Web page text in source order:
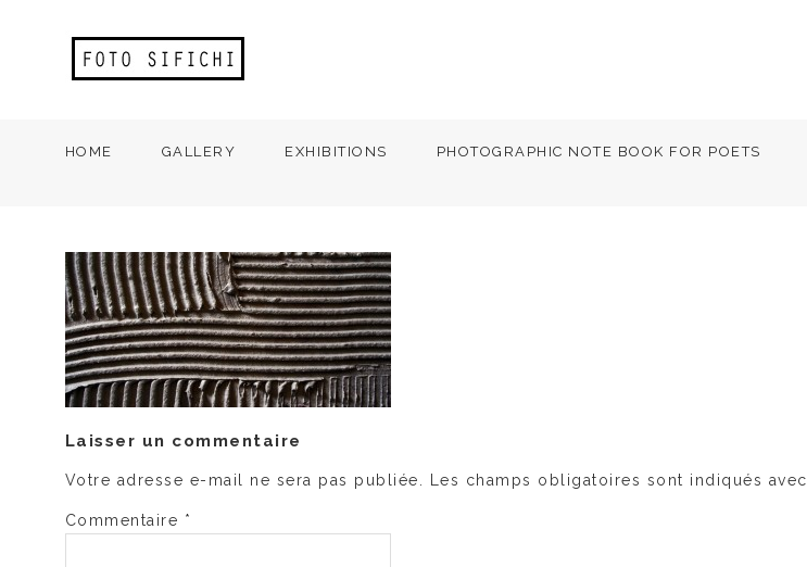
HOME GALLERY EXHIBITIONS PHOTOGRAPHIC NOTE BOOK FOR POETS
Laisser un commentaire
Votre adresse e-mail ne sera pas publiée. Les champs obligatoires sont indiqués avec
Commentaire *